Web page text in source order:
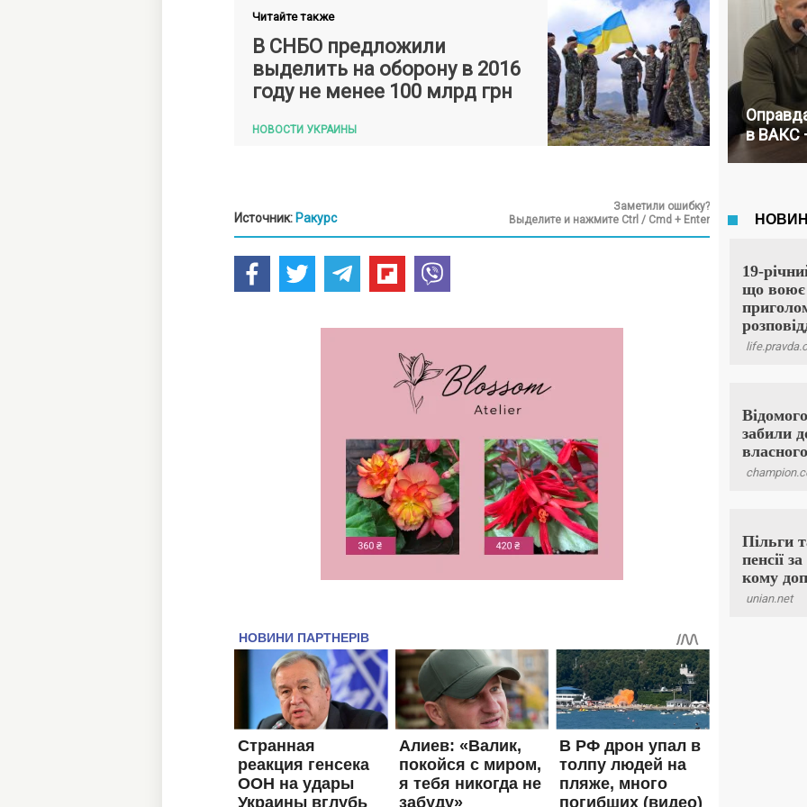
Читайте также
В СНБО предложили
выделить на оборону в 2016
году не менее 100 млрд грн
НОВОСТИ УКРАИНЫ
Источник: Ракурс
Заметили ошибку?
Выделите и нажмите Ctrl / Cmd + Enter
в ВАКС